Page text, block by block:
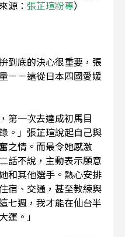
源： 張芷瑄粉專）
到底的決心很重要，張
－－遠從日本四國愛媛
第一次去達成初馬目
。」張芷瑄說起自己與
之情。而最令她感激
話不說，主動表示願意
和其他選手。熱心安排
宿、交通，甚至教練與
七週，我才能在仙台半
運。」